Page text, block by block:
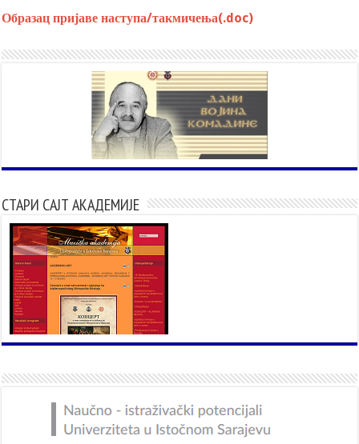
Образац пријаве наступа/такмичења(.doc)
СТАРИ САЈТ АКАДЕМИЈЕ